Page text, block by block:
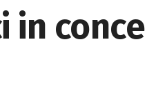
in